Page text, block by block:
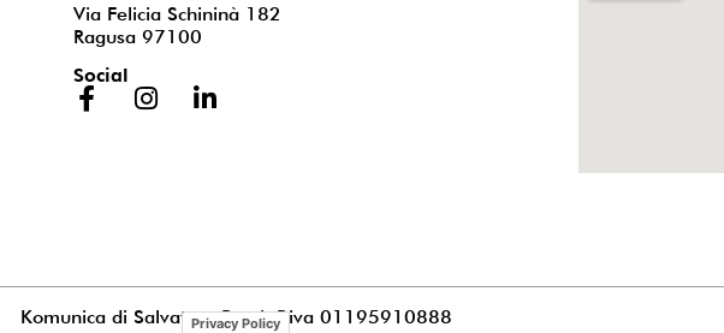
Via Felicia Schininà 182
Ragusa 97100
Social
Komunica di Salvatore PucciaP.iva 01195910888
Privacy Policy